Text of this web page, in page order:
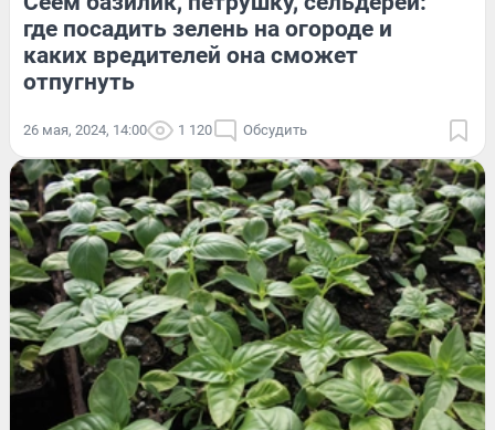
где посадить зелень на огороде и
каких вредителей она сможет
отпугнуть
26 мая, 2024, 14:00 1 120 Обсудить